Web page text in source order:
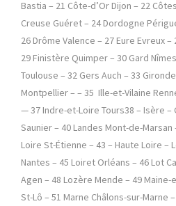
Bastia – 21 Côte-d’Or Dijon – 22
Creuse Guéret – 24 Dordogne
26 Drôme Valence – 27 Eure Evreux
29 Finistère Quimper – 30 Gard
Toulouse – 32 Gers Auch – 33
Montpellier – – 35 Ille-et-Vilaine
— 37 Indre-et-Loire Tours38 – Isère –
Saunier – 40 Landes Mont-de-
Loire St-Étienne – 43 – Haute Loire –
Nantes – 45 Loiret Orléans – 46 Lot
Agen – 48 Lozère Mende – 49
St-Lô – 51 Marne Châlons-sur-Marne